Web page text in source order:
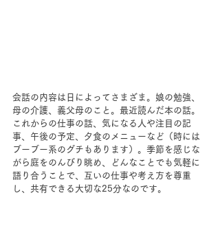
会話の内容は日によってさまざま。娘の勉強、
母の介護、義父母のこと。最近読んだ本の話。
これからの仕事の話、気になる人や注目の記
事、午後の予定、夕食のメニューなど（時には
ブーブー系のグチもあります）。季節を感じな
がら庭をのんびり眺め、どんなことでも気軽に
語り合うことで、互いの仕事や考え方を尊重
し、共有できる大切な25分なのです。